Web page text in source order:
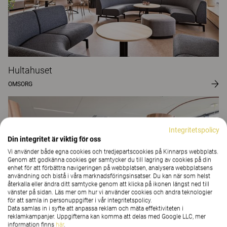
Hultahuset
OMSORG
Integritetspolicy
Din integritet är viktig för oss
Vi använder både egna cookies och tredjepartscookies på Kinnarps webbplats.
Genom att godkänna cookies ger samtycker du till lagring av cookies på din
enhet för att förbättra navigeringen på webbplatsen, analysera webbplatsens
användning och bistå i våra marknadsföringsinsatser. Du kan när som helst
återkalla eller ändra ditt samtycke genom att klicka på ikonen längst ned till
vänster på sidan. Läs mer om hur vi använder cookies och andra teknologier
för att samla in personuppgifter i vår integritetspolicy.
Data samlas in i syfte att anpassa reklam och mäta effektiviteten i
reklamkampanjer. Uppgifterna kan komma att delas med Google LLC, mer
information finns här.